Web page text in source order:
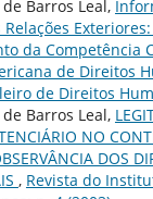
Barros Leal,
da Competência
de Direitos
de Direitos
Barros Leal,
NO
DOS
, Revista do